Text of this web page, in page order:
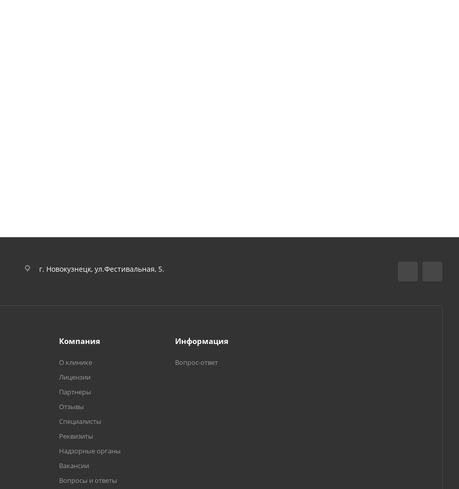
г. Новокузнецк, ул.Фестивальная, 5.
Компания
О клинике
Лицензии
Партнеры
Отзывы
Специалисты
Реквизиты
Надзорные органы
Вакансии
Вопросы и ответы
Информация
Вопрос-ответ